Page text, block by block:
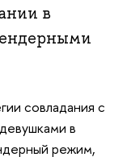
в
совладания с
в
режим,